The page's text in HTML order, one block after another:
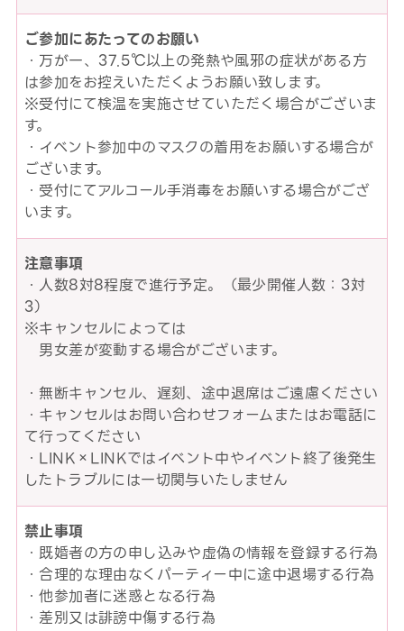
ご参加にあたってのお願い
・万が一、37.5℃以上の発熱や風邪の症状がある方
は参加をお控えいただくようお願い致します。
※受付にて検温を実施させていただく場合がございま
す。
・イベント参加中のマスクの着用をお願いする場合が
ございます。
・受付にてアルコール手消毒をお願いする場合がござ
います。
注意事項
・人数8対8程度で進行予定。（最少開催人数：3対
3）
※キャンセルによっては
男女差が変動する場合がございます。
・無断キャンセル、遅刻、途中退席はご遠慮ください
・キャンセルはお問い合わせフォームまたはお電話に
て行ってください
・LINK×LINKではイベント中やイベント終了後発生
したトラブルには一切関与いたしません
禁止事項
・既婚者の方の申し込みや虚偽の情報を登録する行為
・合理的な理由なくパーティー中に途中退場する行為
・他参加者に迷惑となる行為
・差別又は誹謗中傷する行為